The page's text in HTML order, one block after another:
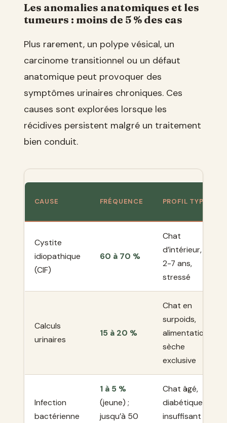
Les anomalies anatomiques et les
tumeurs : moins de 5 % des cas
Plus rarement, un polype vésical, un
carcinome transitionnel ou un défaut
anatomique peut provoquer des
symptômes urinaires chroniques. Ces
causes sont explorées lorsque les
récidives persistent malgré un traitement
bien conduit.
CAUSE FRÉQUENCE PROFIL TYPE
Cystite
idiopathique
(CIF)
60 à 70 %
Chat
d’intérieur,
2-7 ans,
stressé
Calculs
urinaires
15 à 20 %
Chat en
surpoids,
alimentation
sèche
exclusive
Infection
bactérienne
1 à 5 %
(jeune) ;
jusqu’à 50
Chat âgé,
diabétique,
insuffisant